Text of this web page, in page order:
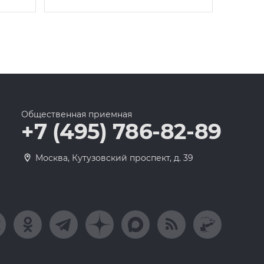
Общественная приемная
+7 (495) 786-82-89
Москва, Кутузовский проспект, д. 39